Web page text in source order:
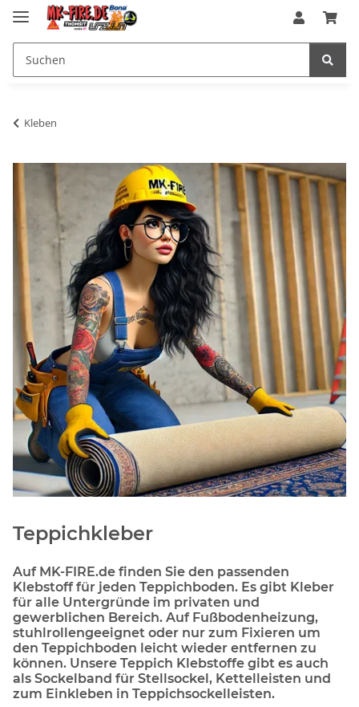
Kleben
Teppichkleber
Auf MK-FIRE.de finden Sie den passenden
Klebstoff für jeden Teppichboden. Es gibt Kleber
für alle Untergründe im privaten und
gewerblichen Bereich. Auf Fußbodenheizung,
stuhlrollengeeignet oder nur zum Fixieren um
den Teppichboden leicht wieder entfernen zu
können. Unsere Teppich Klebstoffe gibt es auch
als Sockelband für Stellsockel, Kettelleisten und
zum Einkleben in Teppichsockelleisten.